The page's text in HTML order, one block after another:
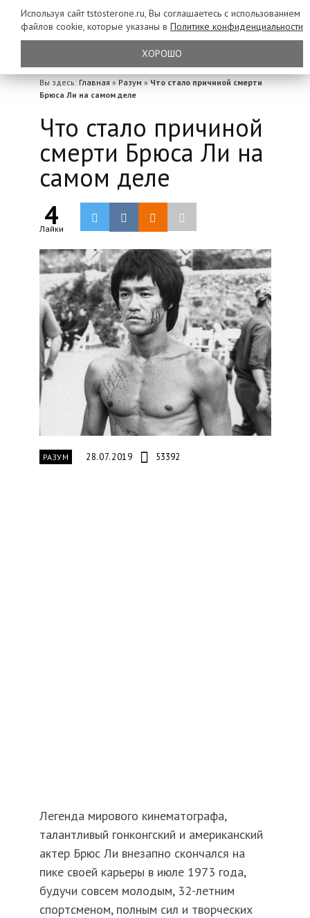
Вы здесь: Главная » Разум » Что стало причиной смерти
Брюса Ли на самом деле
Что стало причиной
смерти Брюса Ли на
самом деле
4
Лайки
РАЗУМ 28.07.2019 53392
Легенда мирового кинематографа,
талантливый гонконгский и американский
актер Брюс Ли внезапно скончался на
пике своей карьеры в июле 1973 года,
будучи совсем молодым, 32-летним
спортсменом, полным сил и творческих
Используя сайт tstosterone.ru, Вы соглашаетесь с использованием
файлов cookie, которые указаны в Политике конфиденциальности
ХОРОШО